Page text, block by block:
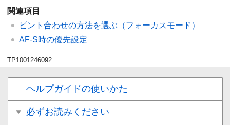
関連項目
ピント合わせの方法を選ぶ（フォーカスモード ）
AF-S時の優先設定
TP1001246092
ヘルプガイドの使いかた
必ずお読みください